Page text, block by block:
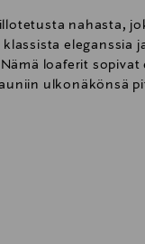
nahasta,
eleganssia
loaferit
ulkonäkönsä